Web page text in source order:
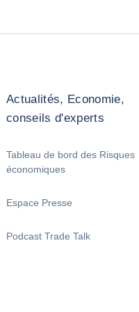
Actualités, Economie,
conseils d'experts
Tableau de bord des Risques
économiques
Espace Presse
Podcast Trade Talk